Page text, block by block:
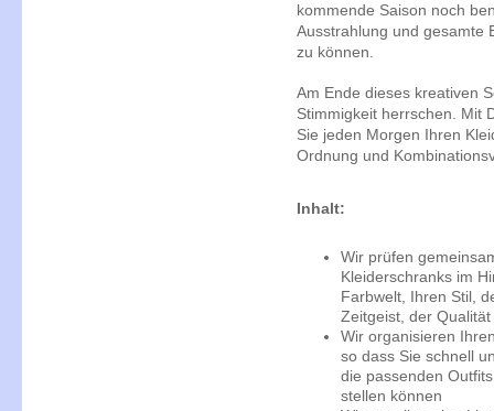
kommende Saison noch
Ausstrahlung und gesamte
zu können.
Am Ende dieses kreativen
Stimmigkeit herrschen. Mit
Sie jeden Morgen Ihren
Ordnung und
Inhalt:
Wir prüfen
Kleiderschranks im
Farbwelt, Ihren Stil,
Zeitgeist, der Qualität
Wir organisieren
so dass Sie schnell
die passenden
stellen können